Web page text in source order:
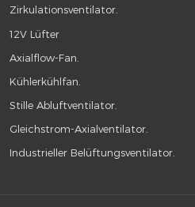
Zirkulationsventilator.
12V Lüfter
Axialflow-Fan.
Kühlerkühlfan.
Stille Abluftventilator.
Gleichstrom-Axialventilator.
Industrieller Belüftungsventilator.